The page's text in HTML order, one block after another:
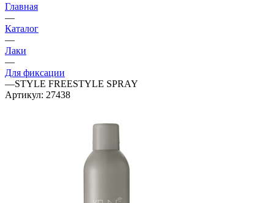
Главная
—
Каталог
—
Лаки
—
Для фиксации
—STYLE FREESTYLE SPRAY
Артикул: 27438